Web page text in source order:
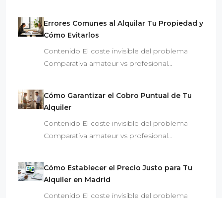
Errores Comunes al Alquilar Tu Propiedad y
Cómo Evitarlos
Contenido El coste invisible del problema
Comparativa amateur vs profesional…
Cómo Garantizar el Cobro Puntual de Tu
Alquiler
Contenido El coste invisible del problema
Comparativa amateur vs profesional…
Cómo Establecer el Precio Justo para Tu
Alquiler en Madrid
Contenido El coste invisible del problema